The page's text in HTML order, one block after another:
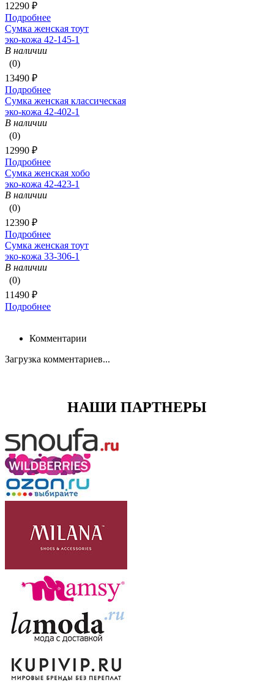
12290 ₽
Подробнее
Сумка женская тоут
эко-кожа 42-145-1
В наличии
(0)
13490 ₽
Подробнее
Сумка женская классическая
эко-кожа 42-402-1
В наличии
(0)
12990 ₽
Подробнее
Сумка женская хобо
эко-кожа 42-423-1
В наличии
(0)
12390 ₽
Подробнее
Сумка женская тоут
эко-кожа 33-306-1
В наличии
(0)
11490 ₽
Подробнее
Комментарии
Загрузка комментариев...
НАШИ ПАРТНЕРЫ